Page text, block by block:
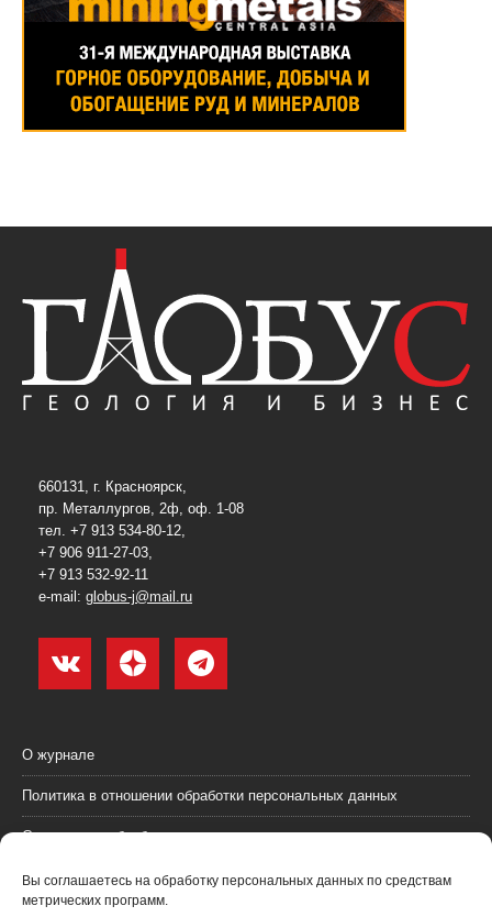
Вы соглашаетесь на обработку персональных данных по средствам
метрических программ.
660131, г. Красноярск,
пр. Металлургов, 2ф, оф. 1-08
тел. +7 913 534-80-12,
+7 906 911-27-03,
+7 913 532-92-11
e-mail: globus-j@mail.ru
О журнале
Политика в отношении обработки персональных данных
Согласие на обработку персональных данных
Пользовательское соглашение (оферта)